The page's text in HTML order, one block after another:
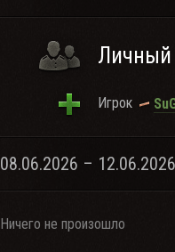
Личный
Игрок
08.06.2026 – 12.06.2026
Ничего не произошло